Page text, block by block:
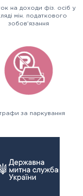
на доходи фіз. осіб у
мін. податкового
зобов'язання
за паркування